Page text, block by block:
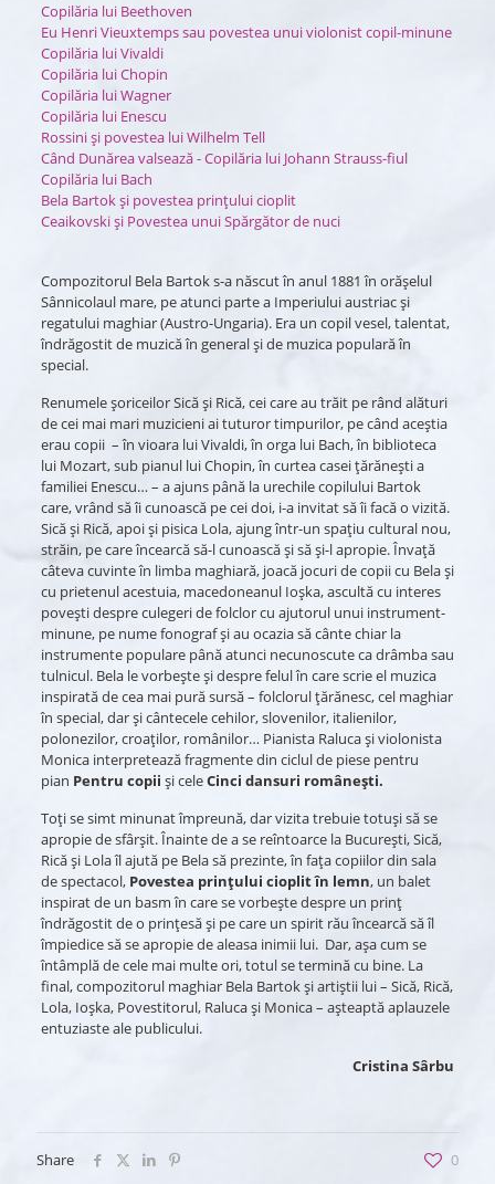
Copilăria lui Beethoven
Eu Henri Vieuxtemps sau povestea unui violonist copil-minune
Copilăria lui Vivaldi
Copilăria lui Chopin
Copilăria lui Wagner
Copilăria lui Enescu
Rossini și povestea lui Wilhelm Tell
Când Dunărea valsează - Copilăria lui Johann Strauss-fiul
Copilăria lui Bach
Bela Bartok și povestea prințului cioplit
Ceaikovski și Povestea unui Spărgător de nuci
Compozitorul Bela Bartok s-a născut în anul 1881 în orășelul
Sânnicolaul mare, pe atunci parte a Imperiului austriac și
regatului maghiar (Austro-Ungaria). Era un copil vesel, talentat,
îndrăgostit de muzică în general și de muzica populară în
special.
Renumele șoriceilor Sică și Rică, cei care au trăit pe rând alături
de cei mai mari muzicieni ai tuturor timpurilor, pe când aceștia
erau copii – în vioara lui Vivaldi, în orga lui Bach, în biblioteca
lui Mozart, sub pianul lui Chopin, în curtea casei țărănești a
familiei Enescu… – a ajuns până la urechile copilului Bartok
care, vrând să îi cunoască pe cei doi, i-a invitat să îi facă o vizită.
Sică și Rică, apoi și pisica Lola, ajung într-un spațiu cultural nou,
străin, pe care încearcă să-l cunoască și să și-l apropie. Învață
câteva cuvinte în limba maghiară, joacă jocuri de copii cu Bela și
cu prietenul acestuia, macedoneanul Ioșka, ascultă cu interes
povești despre culegeri de folclor cu ajutorul unui instrument-
minune, pe nume fonograf și au ocazia să cânte chiar la
instrumente populare până atunci necunoscute ca drâmba sau
tulnicul. Bela le vorbește și despre felul în care scrie el muzica
inspirată de cea mai pură sursă – folclorul țărănesc, cel maghiar
în special, dar și cântecele cehilor, slovenilor, italienilor,
polonezilor, croaților, românilor… Pianista Raluca și violonista
Monica interpretează fragmente din ciclul de piese pentru
pian Pentru copii și celeCinci dansuri românești.
Toți se simt minunat împreună, dar vizita trebuie totuși să se
apropie de sfârșit. Înainte de a se reîntoarce la București, Sică,
Rică și Lola îl ajută pe Bela să prezinte, în fața copiilor din sala
de spectacol, Povestea prințului cioplit în lemn, un balet
inspirat de un basm în care se vorbește despre un prinț
îndrăgostit de o prințesă și pe care un spirit rău încearcă să îl
împiedice să se apropie de aleasa inimii lui. Dar, așa cum se
întâmplă de cele mai multe ori, totul se termină cu bine. La
final, compozitorul maghiar Bela Bartok și artiștii lui – Sică, Rică,
Lola, Ioșka, Povestitorul, Raluca și Monica – așteaptă aplauzele
entuziaste ale publicului.
Cristina Sârbu
Share 0